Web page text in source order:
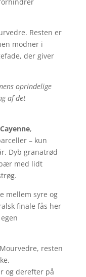
Resten er
modner i
der giver
oprindelige
af det
,
– kun
Dyb granatrød
med lidt
mellem syre og
finale fås her
resten
og derefter på